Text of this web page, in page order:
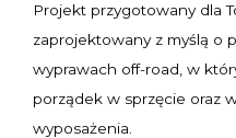
Projekt przygotowany dla
zaprojektowany z myślą o
wyprawach off-road, w
porządek w sprzęcie oraz
wyposażenia.